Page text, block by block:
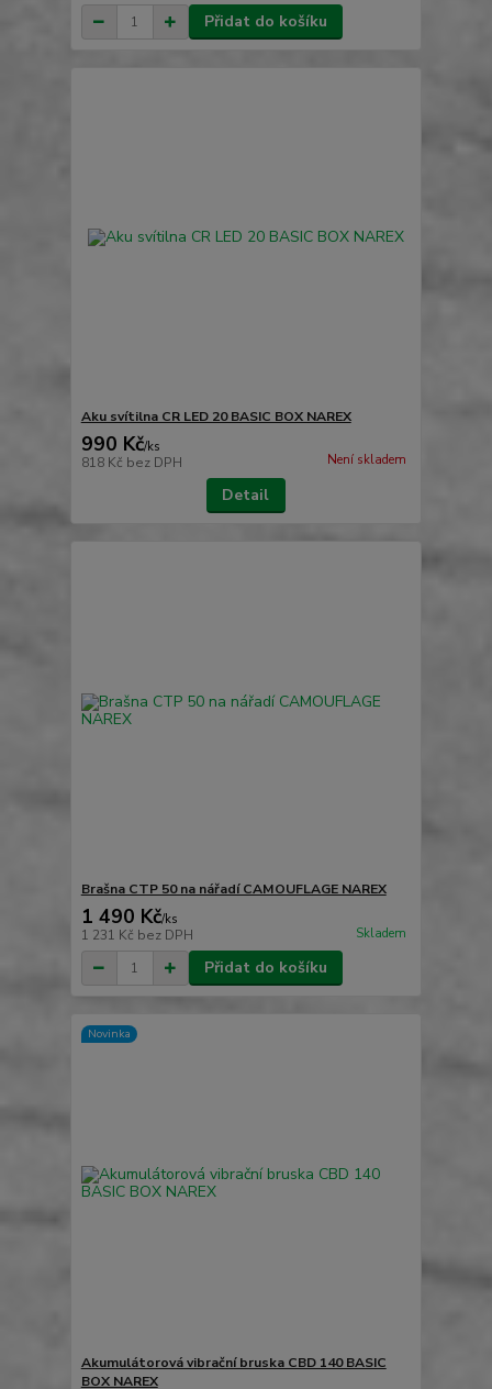
Přidat do košíku
Aku svítilna CR LED 20 BASIC BOX NAREX
990 Kč/ks
818 Kč bez DPH Není skladem
Detail
Brašna CTP 50 na nářadí CAMOUFLAGE NAREX
1 490 Kč/ks
1 231 Kč bez DPH Skladem
Přidat do košíku
Novinka
Akumulátorová vibrační bruska CBD 140 BASIC
BOX NAREX